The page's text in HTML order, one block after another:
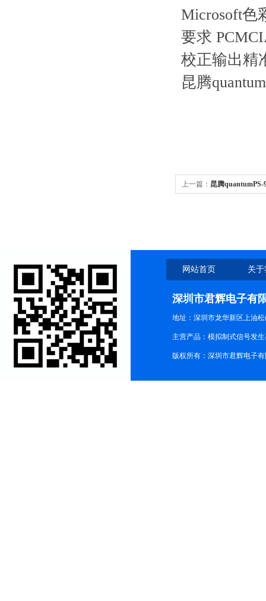
Microsoft色
要求
校正输出精
昆腾
上一篇： 昆腾quantumPS-
网站首页 关
深圳市君辉电子有
地址：深圳市龙华新区上油松
主营产品：模拟制式信号发
版权所有：深圳市君辉电子